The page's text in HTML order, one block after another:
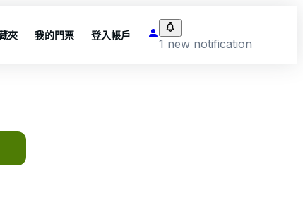
夾 我的門票 登入帳戶
1 new notification